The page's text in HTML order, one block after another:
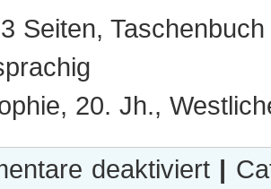
Seiten, Taschenbuch
20. Jh.,
deaktiviert für
mmviii.x
|